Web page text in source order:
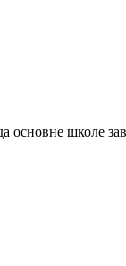
основне школе